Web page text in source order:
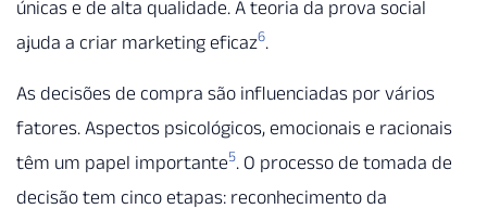
únicas e de alta qualidade. A teoria da prova social
ajuda a criar marketing eficaz6.
As decisões de compra são influenciadas por vários
fatores. Aspectos psicológicos, emocionais e racionais
têm um papel importante5. O processo de tomada de
decisão tem cinco etapas: reconhecimento da